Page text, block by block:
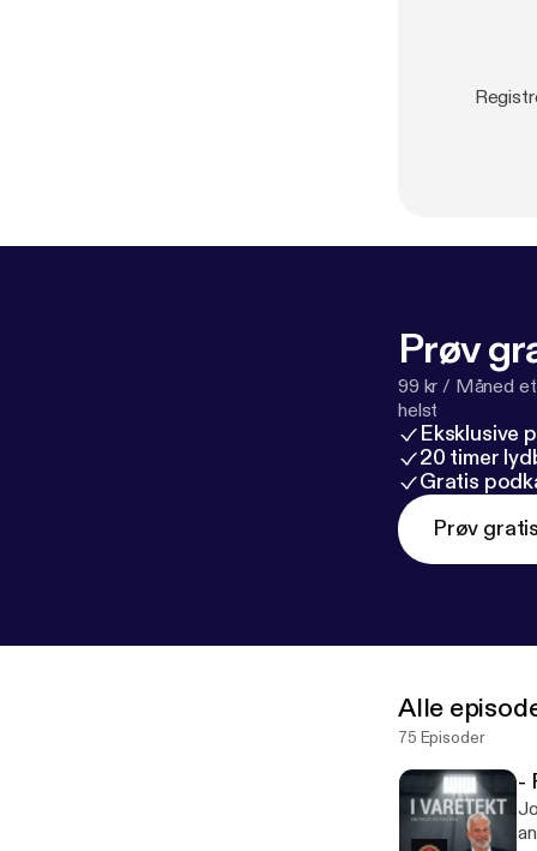
Prøv
99 kr / Måned
helst
Eksklusive
20 timer
Gratis
Prøv gratis
Alle
75 Episoder
-